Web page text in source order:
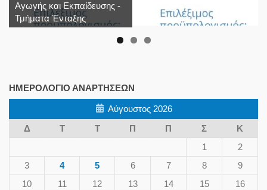
Αγωγής και Εκπαίδευσης -
Τμήματα Ένταξης
ΗΜΕΡΟΛΌΓΙΟ ΑΝΑΡΤΉΣΕΩΝ
Αύγουστος 2026
Δ
Τ Τ Π Π Σ
Κ
1
2
3
4 5 6 7 8
9
10
11 12 13 14 15
16